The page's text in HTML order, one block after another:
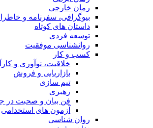
رمان خارجی
بیوگرافی، سفرنامه و
داستان های کوتاه
توسعه فردی
روانشناسی موفقیت
کسب و کار
خلاقیت، نوآوری و
بازاریابی و فروش
تیم سازی
رهبری
فن بیان و صحبت در
آزمون های استخدامی
روان شناسی